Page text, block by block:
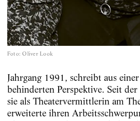
Foto: Oliver Look
Jahrgang 1991, schreibt aus
behinderten Perspektive. Seit
sie als Theatervermittlerin am
erweiterte ihren